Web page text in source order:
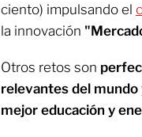
ciento) impulsando el
la innovación
Otros retos son
relevantes del mundo
mejor educación y